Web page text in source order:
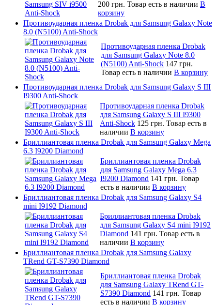
200 грн. Товар есть в наличии В
корзину
Противоударная пленка Drobak для Samsung Galaxy Note
8.0 (N5100) Anti-Shock
Противоударная пленка Drobak
для Samsung Galaxy Note 8.0
(N5100) Anti-Shock 147 грн.
Товар есть в наличии В корзину
Противоударная пленка Drobak для Samsung Galaxy S III
I9300 Anti-Shock
Противоударная пленка Drobak
для Samsung Galaxy S III I9300
Anti-Shock 125 грн. Товар есть в
наличии В корзину
Бриллиантовая пленка Drobak для Samsung Galaxy Mega
6.3 I9200 Diamond
Бриллиантовая пленка Drobak
для Samsung Galaxy Mega 6.3
I9200 Diamond 141 грн. Товар
есть в наличии В корзину
Бриллиантовая пленка Drobak для Samsung Galaxy S4
mini I9192 Diamond
Бриллиантовая пленка Drobak
для Samsung Galaxy S4 mini I9192
Diamond 141 грн. Товар есть в
наличии В корзину
Бриллиантовая пленка Drobak для Samsung Galaxy
TRend GT-S7390 Diamond
Бриллиантовая пленка Drobak
для Samsung Galaxy TRend GT-
S7390 Diamond 141 грн. Товар
есть в наличии В корзину